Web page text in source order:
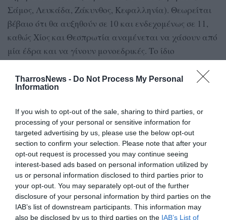
TharrosNews - Do Not Process My Personal
Information
If you wish to opt-out of the sale, sharing to third parties, or
processing of your personal or sensitive information for
targeted advertising by us, please use the below opt-out
section to confirm your selection. Please note that after your
opt-out request is processed you may continue seeing
interest-based ads based on personal information utilized by
us or personal information disclosed to third parties prior to
your opt-out. You may separately opt-out of the further
disclosure of your personal information by third parties on the
IAB’s list of downstream participants. This information may
also be disclosed by us to third parties on the IAB’s List of
Σάμος, Λευκάδα, Ζάκυνθος, Κεφαλληνία). Θεωρείται
βέβαιο ότι θα αυξηθούν σε 10 και ενδεχομένως σε 11,
καθώς Χίος και Θεσπρωτία αναμένεται να χάσουν από
μία έδρα και να γίνουν μονοεδρικές. Το ίδιο
Καστοριά και Φλώρινα.
βγουν τα μεγάλα αστικά κέντρα, Αττική και
Θεσσαλονίκη, σχολιάζει επιπρόσθετα το ρεπορτάζ της
“Καθημερινής”, όπου φαίνεται ότι θα κατευθυνθούν οι
«χαμένες» έδρες. Πιθανόν μία από αυτές να κερδίσουν
τα Δωδεκάνησα, εξαιτίας αύξησης του πληθυσμού στην
Περιφέρεια Νοτίου Αιγαίου. Κατά τα λοιπά, θεωρείται
ότι θα κερδίσει τρεις έδρες η Α΄ Αθήνας, δύο έδρες ο
Δυτικός Τομέας, μία έδρα η Δυτική Αττική και από